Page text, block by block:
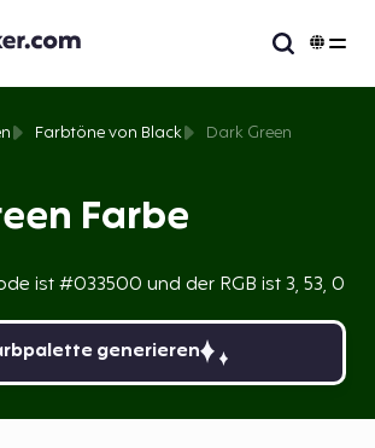
Farbe
ist #033500 und der RGB ist 3, 53, 0
Farbtöne von Black Dark Green
generieren